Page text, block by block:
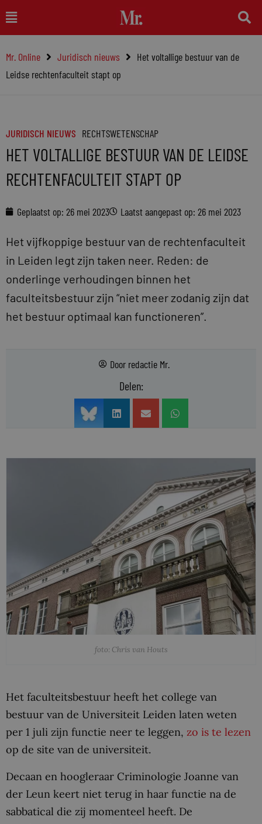
naar
inhoud
Main
Menu
Mr. Online Juridisch nieuws
Het voltallige bestuur van de
Leidse rechtenfaculteit stapt op
JURIDISCH NIEUWS RECHTSWETENSCHAP
HET VOLTALLIGE BESTUUR VAN DE LEIDSE
RECHTENFACULTEIT STAPT OP
Geplaatst op: 26 mei 2023 Laatst aangepast op: 26 mei 2023
Het vijfkoppige bestuur van de rechtenfaculteit
in Leiden legt zijn taken neer. Reden: de
onderlinge verhoudingen binnen het
faculteitsbestuur zijn “niet meer zodanig zijn dat
het bestuur optimaal kan functioneren”.
Door redactie Mr.
Delen:
foto: Chris van Houts
Het faculteitsbestuur heeft het college van
bestuur van de Universiteit Leiden laten weten
per 1 juli zijn functie neer te leggen, zo is te lezen
op de site van de universiteit.
Decaan en hoogleraar Criminologie Joanne van
der Leun keert niet terug in haar functie na de
sabbatical die zij momenteel heeft. De